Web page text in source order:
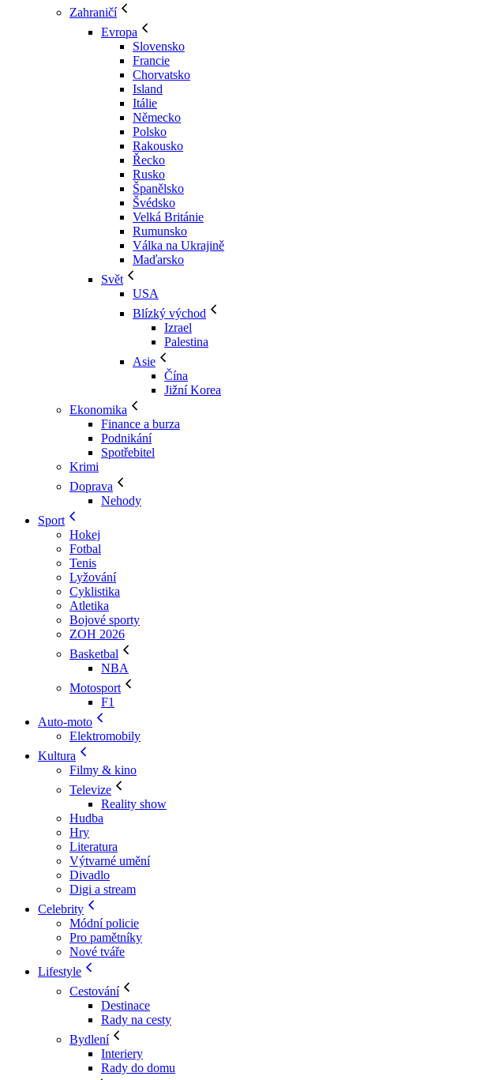
Zahraničí
Evropa
Slovensko
Francie
Chorvatsko
Island
Itálie
Německo
Polsko
Rakousko
Řecko
Rusko
Španělsko
Švédsko
Velká Británie
Rumunsko
Válka na Ukrajině
Maďarsko
Svět
USA
Blízký východ
Izrael
Palestina
Asie
Čína
Jižní Korea
Ekonomika
Finance a burza
Podnikání
Spotřebitel
Krimi
Doprava
Nehody
Sport
Hokej
Fotbal
Tenis
Lyžování
Cyklistika
Atletika
Bojové sporty
ZOH 2026
Basketbal
NBA
Motosport
F1
Auto-moto
Elektromobily
Kultura
Filmy & kino
Televize
Reality show
Hudba
Hry
Literatura
Výtvarné umění
Divadlo
Digi a stream
Celebrity
Módní policie
Pro pamětníky
Nové tváře
Lifestyle
Cestování
Destinace
Rady na cesty
Bydlení
Interiery
Rady do domu